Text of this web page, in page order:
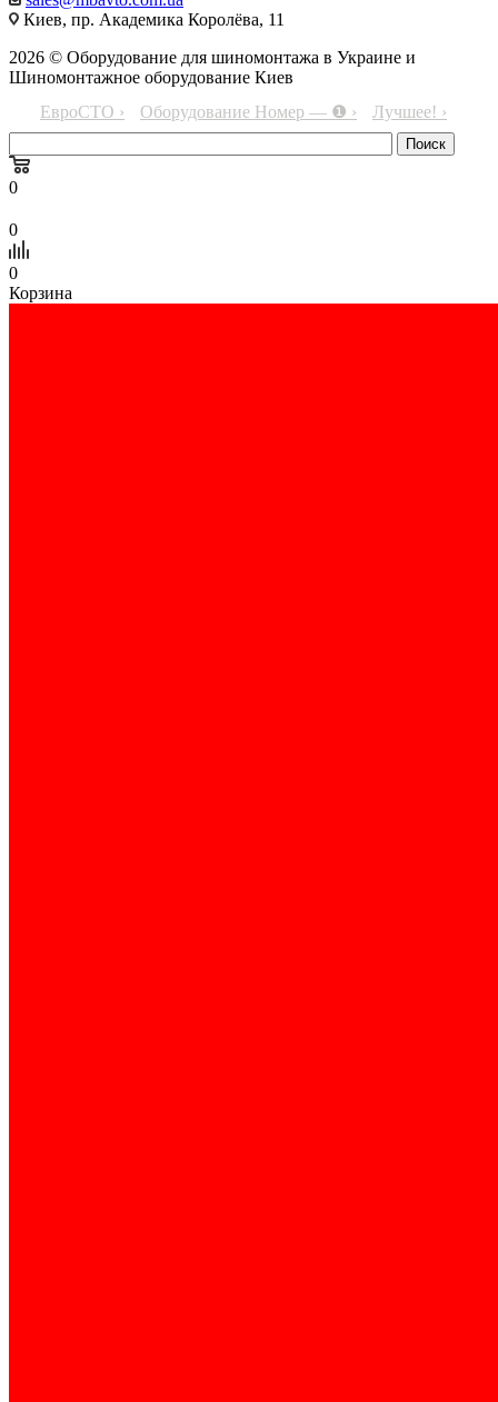
Киев, пр. Академика Королёва, 11
2026 © Оборудование для шиномонтажа в Украине и
Шиномонтажное оборудование Киев
ЕвроСТО ›
Оборудование Номер — ❶ › Лучшее! ›
0
0
0
Корзина